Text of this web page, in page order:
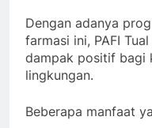
Dengan adanya
farmasi ini, PAFI
dampak positif bagi
lingkungan.
Beberapa manfaat